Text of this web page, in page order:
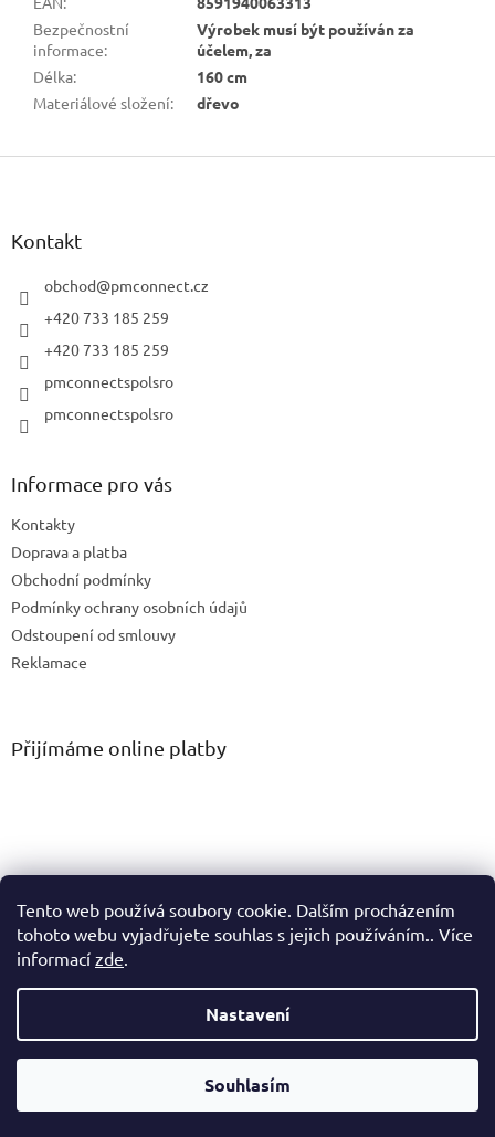
Tento web používá soubory cookie. Dalším procházením
tohoto webu vyjadřujete souhlas s jejich používáním.. Více
informací zde.
Nastavení
Souhlasím
Bezpečnostní
informace:
Výrobek musí být používán za
účelem, za
Délka:
160 cm
Materiálové složení: dřevo
Z
Kontakt
obchod@pmconnect.cz
+420 733 185 259
+420 733 185 259
pmconnectspolsro
pmconnectspolsro
Informace pro vás
Kontakty
Doprava a platba
Obchodní podmínky
Podmínky ochrany osobních údajů
Odstoupení od smlouvy
Reklamace
Přijímáme online platby
Copyright 2026PM Connect spol. s r.o.. Všechna práva
vyhrazena.